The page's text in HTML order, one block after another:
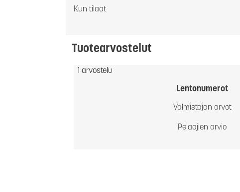
Kun tilaat
Tuotearvostelut
1 arvostelu
Lentonumerot
Valmistajan arvot
Pelaajien arvio